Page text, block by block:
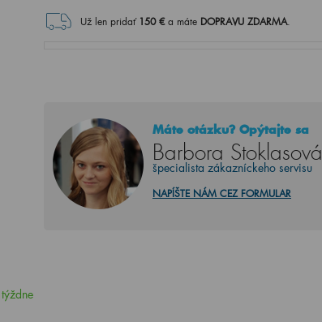
Už len pridať 150€ a máte DOPRAVU ZDARMA.
Máte otázku? Opýtajte sa
Barbora Stoklasová
špecialista zákazníckeho servisu
NAPÍŠTE NÁM CEZ FORMULAR